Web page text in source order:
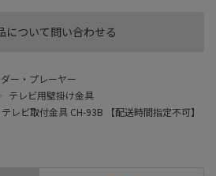
について問い合わせる
ー・プレーヤー
テレビ用壁掛け金具
レビ取付金具 CH-93B 【配送時間指定不可】